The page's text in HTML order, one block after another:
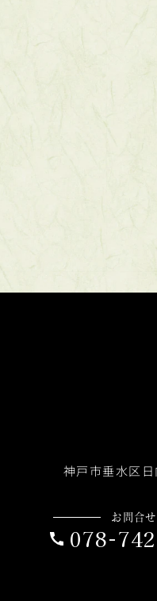
神戸市垂水区
お問合せ
078-